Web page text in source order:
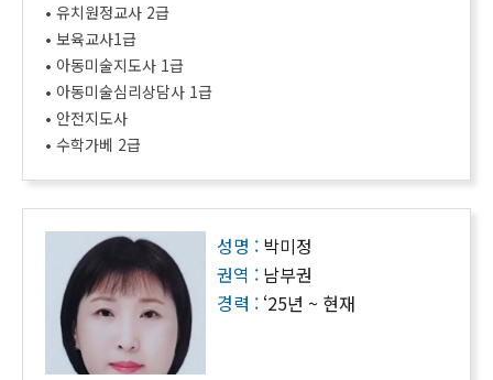
• 유치원정교사 2급
• 보육교사1급
• 아동미술지도사 1급
• 아동미술심리상담사 1급
• 안전지도사
• 수학가베 2급
성명 : 박미정
권역 : 남부권
경력 : ‘25년 ~ 현재